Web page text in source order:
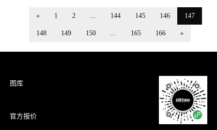
« 1 2 ... 144 145 146 147
148 149 150 ... 165 166 »
图库
官方报价